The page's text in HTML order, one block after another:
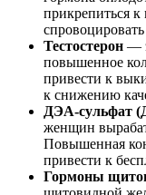
прикрепиться к
Тестостерон —
повышенное
привести к
к снижению
ДЭА-сульфат
женщин
Повышенная
привести к
Гормоны